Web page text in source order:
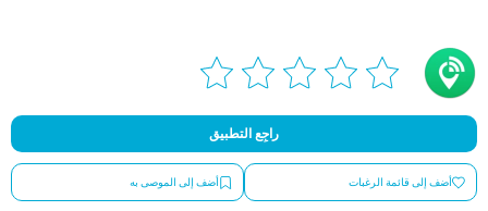
راجِع التطبيق
أضف إلى قائمة الرغبات أضف إلى الموصى به